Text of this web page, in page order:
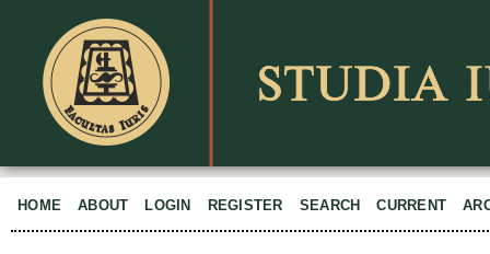
HOME ABOUT LOGIN REGISTER SEARCH CURRENT